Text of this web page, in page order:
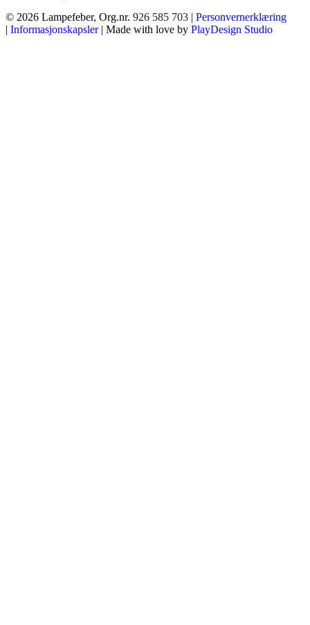
© 2026 Lampefeber, Org.nr. 926 585 703 | Personvernerklæring
| Informasjonskapsler| Made with love by PlayDesign Studio